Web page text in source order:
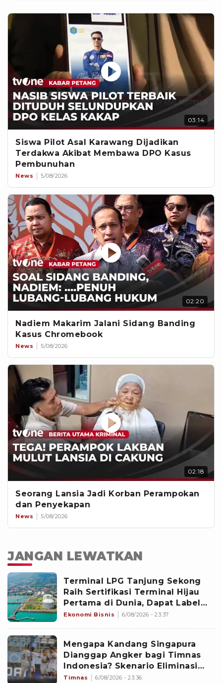
03:14
Siswa Pilot Asal Karawang Dijadikan
Terdakwa Akibat Membawa DPO Kasus
Pembunuhan
News 5/08/2026
02:20
Nadiem Makarim Jalani Sidang Banding
Kasus Chromebook
News 5/08/2026
02:18
Seorang Lansia Jadi Korban Perampokan
dan Penyekapan
News 5/08/2026
JANGAN LEWATKAN
Terminal LPG Tanjung Sekong
Raih Sertifikasi Terminal Hijau
Pertama di Dunia, Dapat Label
Bintang 2
Ekonomi Bisnis 6/08/2026 - 23:37
Mengapa Kandang Singapura
Dianggap Angker bagi Timnas
Indonesia? Skenario Eliminasi
Gila Bisa Terulang
Timnas 6/08/2026 - 23:36